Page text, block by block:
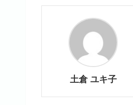
土倉 ユキ子